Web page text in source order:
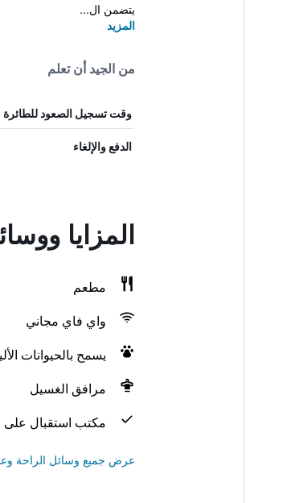
يتضمن ال...
المزيد
من الجيد أن تعلم
وقت تسجيل الصعود للطائرة
الدفع والإلغاء
المزايا
مطعم
واي فاي مجاني
يسمح بالحيوانات
مرافق الغسيل
مكتب استقبال على مدار
عرض جميع وسائل الراحة